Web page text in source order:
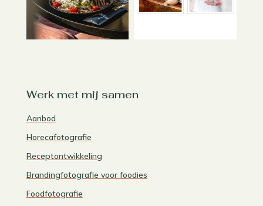
Werk met mij samen
Aanbod
Horecafotografie
Receptontwikkeling
Brandingfotografie voor foodies
Foodfotografie